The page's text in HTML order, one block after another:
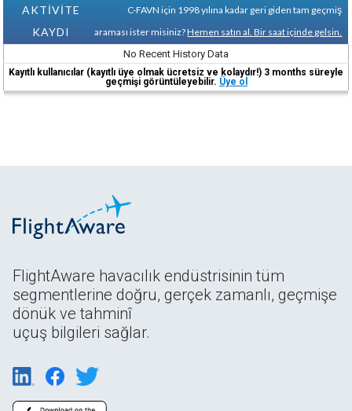
AKTİVİTE
KAYDI
C-FAVN için 1998 yılına kadar geri giden tam geçmiş
araması ister misiniz?Hemen satın al. Bir saat içinde gelsin.
No Recent History Data
Kayıtlı kullanıcılar (kayıtlı üye olmak ücretsiz ve kolaydır!) 3 months süreyle
geçmişi görüntüleyebilir. Üye ol
FlightAware havacılık endüstrisinin tüm
segmentlerine doğru, gerçek zamanlı, geçmişe
dönük ve tahminî
uçuş bilgileri sağlar.